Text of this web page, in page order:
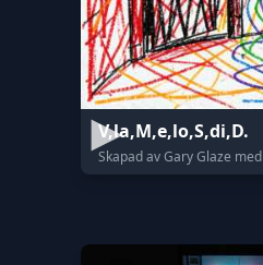
V,la,M,e,lo,S,di,D.
Skapad av Gary Glaze med